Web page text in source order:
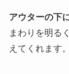
アウターの下
まわりを明る
えてくれます。